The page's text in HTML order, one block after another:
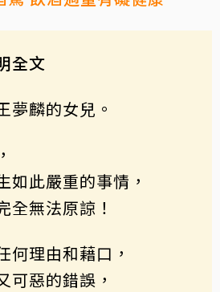
全文
夢麟的女兒。
如此嚴重的事情，
全無法原諒！
何理由和藉口，
可惡的錯誤，